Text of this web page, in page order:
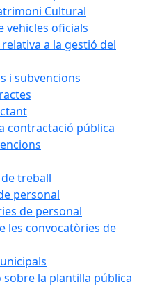
Cultural
vehicles oficials
a la gestió del
i subvencions
contractació pública
treball
personal
de personal
les convocatòries de
la plantilla pública